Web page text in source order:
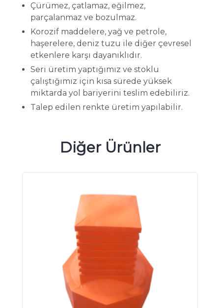
Çürümez, çatlamaz, eğilmez,
parçalanmaz ve bozulmaz.
Korozif maddelere, yağ ve petrole,
haşerelere, deniz tuzu ile diğer çevresel
etkenlere karşı dayanıklıdır.
Seri üretim yaptığımız ve stoklu
çalıştığımız için kısa sürede yüksek
miktarda yol bariyerini teslim edebiliriz.
Talep edilen renkte üretim yapılabilir.
Diğer Ürünler